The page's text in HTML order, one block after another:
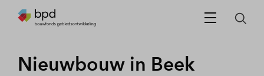
Nieuwbouw in Beek